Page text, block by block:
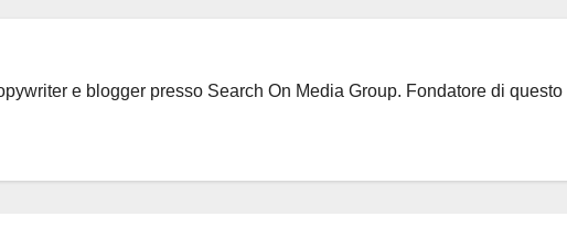
e blogger presso Search On Media Group. Fondatore di questo